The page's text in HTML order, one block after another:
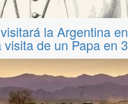
la Argentina
visita de un Papa en